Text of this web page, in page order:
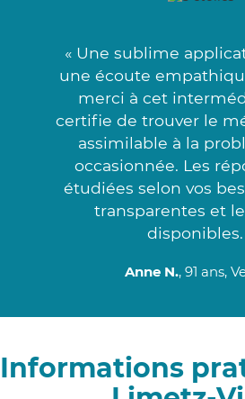
« Une sublime
une écoute
merci à cet
certifie de trouver le
assimilable à la
occasionnée. Les
étudiées selon vos
transparentes et
disponibles.
Anne N., 91 ans,
Informations